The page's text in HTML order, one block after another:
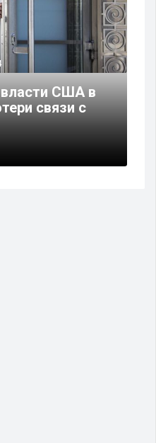
США в
связи с